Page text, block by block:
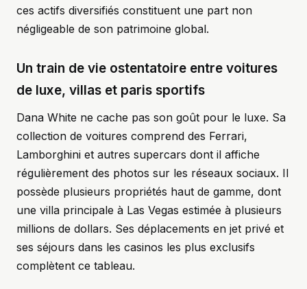
ces actifs diversifiés constituent une part non
négligeable de son patrimoine global.
Un train de vie ostentatoire entre voitures
de luxe, villas et paris sportifs
Dana White ne cache pas son goût pour le luxe. Sa
collection de voitures comprend des Ferrari,
Lamborghini et autres supercars dont il affiche
régulièrement des photos sur les réseaux sociaux. Il
possède plusieurs propriétés haut de gamme, dont
une villa principale à Las Vegas estimée à plusieurs
millions de dollars. Ses déplacements en jet privé et
ses séjours dans les casinos les plus exclusifs
complètent ce tableau.